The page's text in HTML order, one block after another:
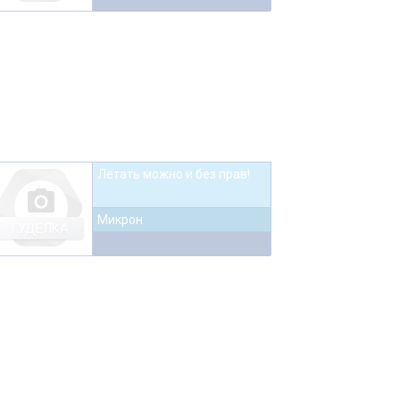
photo_camera
Летать можно и без прав!
Микрон